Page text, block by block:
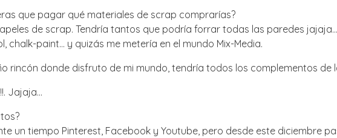
que pagar qué materiales de scrap comprarías?
de scrap. Tendría tantos que podría forrar todas las paredes
chalk-paint… y quizás me metería en el mundo Mix-Media.
rincón donde disfruto de mi mundo, tendría todos los complementos de
Jajaja…
un tiempo Pinterest, Facebook y Youtube, pero desde este diciembre